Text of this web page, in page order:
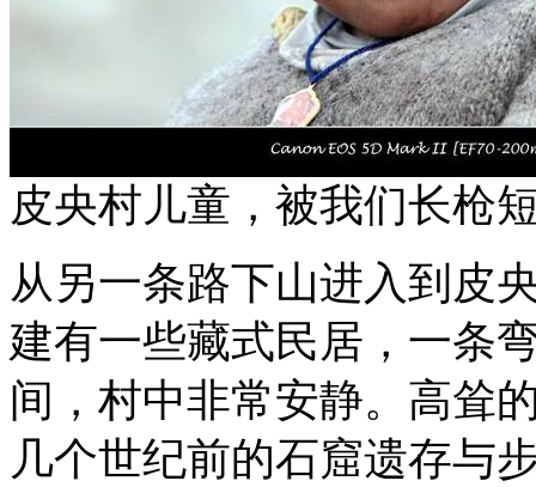
皮央村儿童，被我们长枪
从另一条路下山进入到皮
建有一些藏式民居，一条
间，村中非常安静。高耸
几个世纪前的石窟遗存与